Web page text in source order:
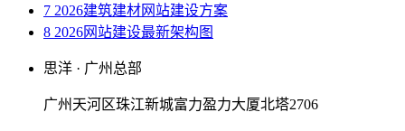
7 2026建筑建材网站建设方案
8 2026网站建设最新架构图
思洋 · 广州总部
广州天河区珠江新城富力盈力大厦北塔2706